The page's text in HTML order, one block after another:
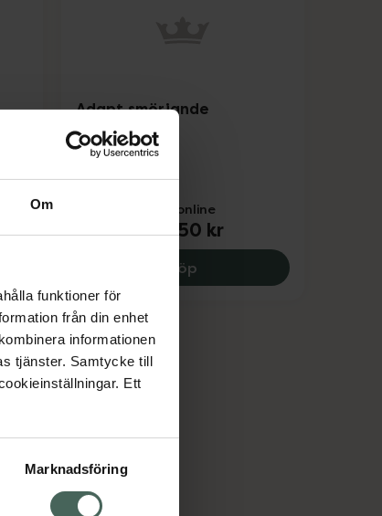
Om
funktioner för
från din enhet
informationen
tjänster. Samtycke till
Ett
Marknadsföring
Adapt smörjande
deodorant
50 x 8 milliliter
Pris online
227,50 kr
KöpAdapt smörjande